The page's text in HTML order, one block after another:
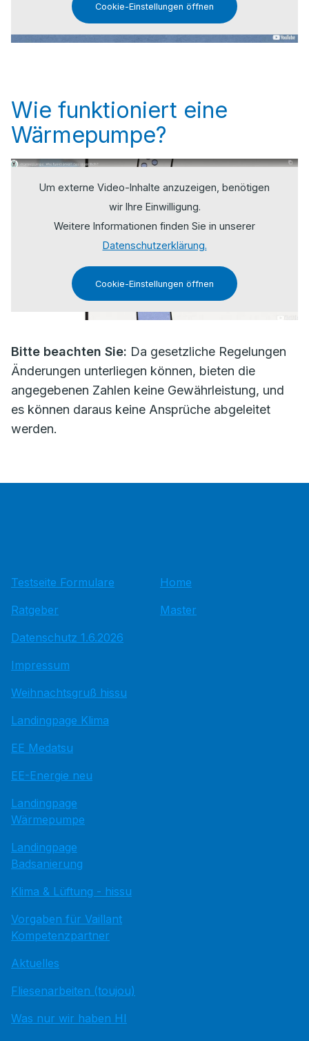
Cookie-Einstellungen öffnen
Wie funktioniert eine
Wärmepumpe?
Um externe Video-Inhalte anzuzeigen, benötigen
wir Ihre Einwilligung.
Weitere Informationen finden Sie in unserer
Datenschutzerklärung.
Cookie-Einstellungen öffnen
Bitte beachten Sie: Da gesetzliche Regelungen
Änderungen unterliegen können, bieten die
angegebenen Zahlen keine Gewährleistung, und
es können daraus keine Ansprüche abgeleitet
werden.
Testseite Formulare
Ratgeber
Datenschutz 1.6.2026
Impressum
Weihnachtsgruß hissu
Landingpage Klima
EE Medatsu
EE-Energie neu
Landingpage
Wärmepumpe
Landingpage
Badsanierung
Klima & Lüftung - hissu
Vorgaben für Vaillant
Kompetenzpartner
Aktuelles
Fliesenarbeiten (toujou)
Was nur wir haben HI
Home
Master